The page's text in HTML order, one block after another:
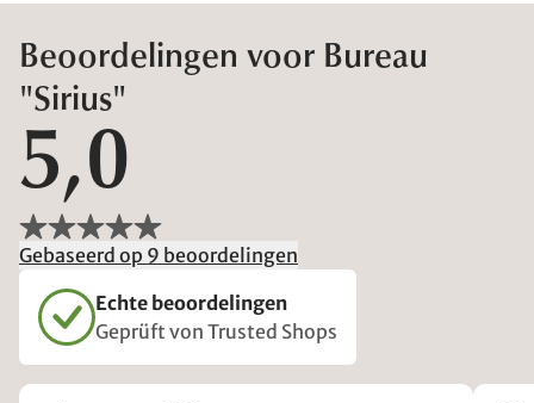
Beoordelingen voor Bureau
"Sirius"
5,0
Gebaseerd op 9 beoordelingen
Echte beoordelingen
Geprüft von Trusted Shops